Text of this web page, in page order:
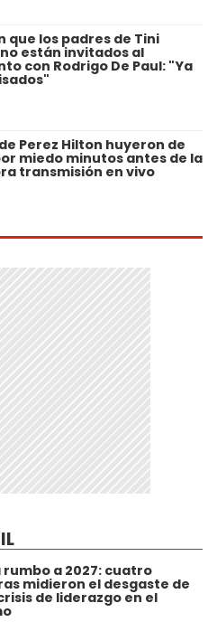
que los padres de Tini
están invitados al
con Rodrigo De Paul: "Ya
Perez Hilton huyeron de
miedo minutos antes de la
transmisión en vivo
rumbo a 2027: cuatro
midieron el desgaste de
de liderazgo en el